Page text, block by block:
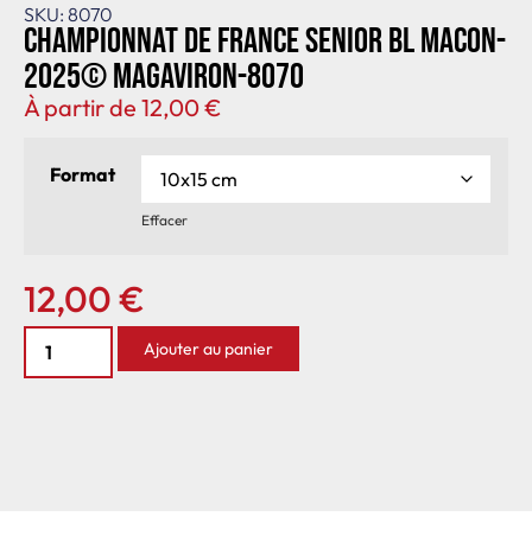
SKU: 8070
Championnat de France senior BL Macon-
2025© MagAviron-8070
À partir de 12,00€
Format
Effacer
12,00€
Ajouter au panier